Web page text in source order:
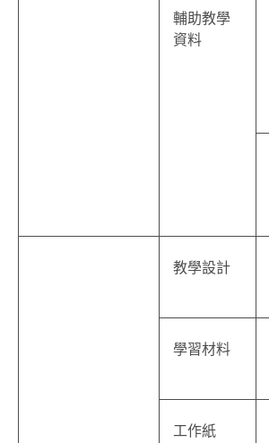
輔助教學
資料
教學設計
學習材料
工作紙